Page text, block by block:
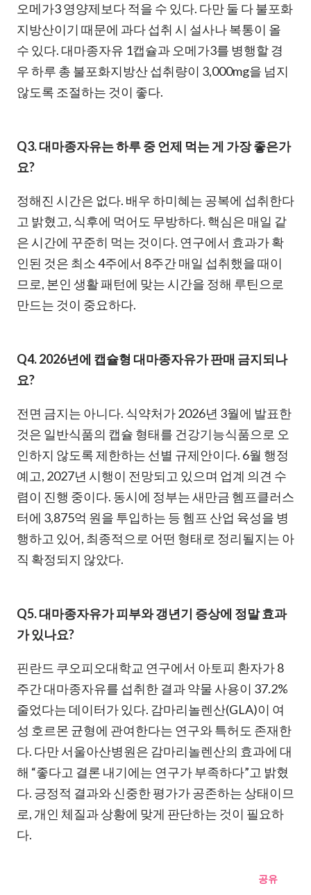
오메가3 영양제보다 적을 수 있다. 다만 둘 다 불포화
지방산이기 때문에 과다 섭취 시 설사나 복통이 올
수 있다. 대마종자유 1캡슐과 오메가3를 병행할 경
우 하루 총 불포화지방산 섭취량이 3,000mg을 넘지
않도록 조절하는 것이 좋다.
Q3. 대마종자유는 하루 중 언제 먹는 게 가장 좋은가
요?
정해진 시간은 없다. 배우 하미혜는 공복에 섭취한다
고 밝혔고, 식후에 먹어도 무방하다. 핵심은 매일 같
은 시간에 꾸준히 먹는 것이다. 연구에서 효과가 확
인된 것은 최소 4주에서 8주간 매일 섭취했을 때이
므로, 본인 생활 패턴에 맞는 시간을 정해 루틴으로
만드는 것이 중요하다.
Q4. 2026년에 캡슐형 대마종자유가 판매 금지되나
요?
전면 금지는 아니다. 식약처가 2026년 3월에 발표한
것은 일반식품의 캡슐 형태를 건강기능식품으로 오
인하지 않도록 제한하는 선별 규제안이다. 6월 행정
예고, 2027년 시행이 전망되고 있으며 업계 의견 수
렴이 진행 중이다. 동시에 정부는 새만금 헴프클러스
터에 3,875억 원을 투입하는 등 헴프 산업 육성을 병
행하고 있어, 최종적으로 어떤 형태로 정리될지는 아
직 확정되지 않았다.
Q5. 대마종자유가 피부와 갱년기 증상에 정말 효과
가 있나요?
핀란드 쿠오피오대학교 연구에서 아토피 환자가 8
주간 대마종자유를 섭취한 결과 약물 사용이 37.2%
줄었다는 데이터가 있다. 감마리놀렌산(GLA)이 여
성 호르몬 균형에 관여한다는 연구와 특허도 존재한
다. 다만 서울아산병원은 감마리놀렌산의 효과에 대
해 “좋다고 결론 내기에는 연구가 부족하다”고 밝혔
다. 긍정적 결과와 신중한 평가가 공존하는 상태이므
로, 개인 체질과 상황에 맞게 판단하는 것이 필요하
다.
공유